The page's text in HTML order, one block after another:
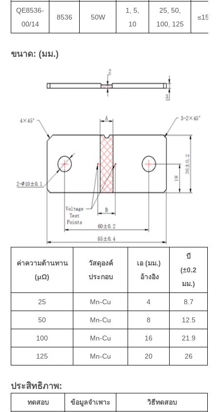
QE8536-
00/14
8536 50W
1, 5,
10
25, 50,
100, 125
≤150
ขนาด: (มม.)
ค่าความต้านทาน
(μΩ)
วัสดุองค์
ประกอบ
เอ (มม.)
อ้างอิง
บี
(±0.2
มม.)
25 Mn-Cu 4 8.7
50 Mn-Cu 8 12.5
100 Mn-Cu 16 21.9
125 Mn-Cu 20 26
ประสิทธิภาพ:
ทดสอบ ข้อมูลจำเพาะ วิธีทดสอบ